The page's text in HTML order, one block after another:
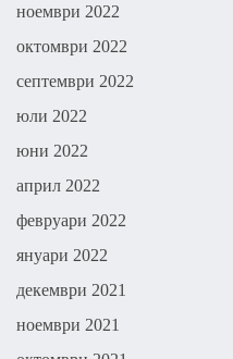
ноември 2022
октомври 2022
септември 2022
юли 2022
юни 2022
април 2022
февруари 2022
януари 2022
декември 2021
ноември 2021